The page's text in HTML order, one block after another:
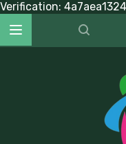
Verification: